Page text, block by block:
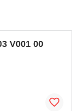
V001 00